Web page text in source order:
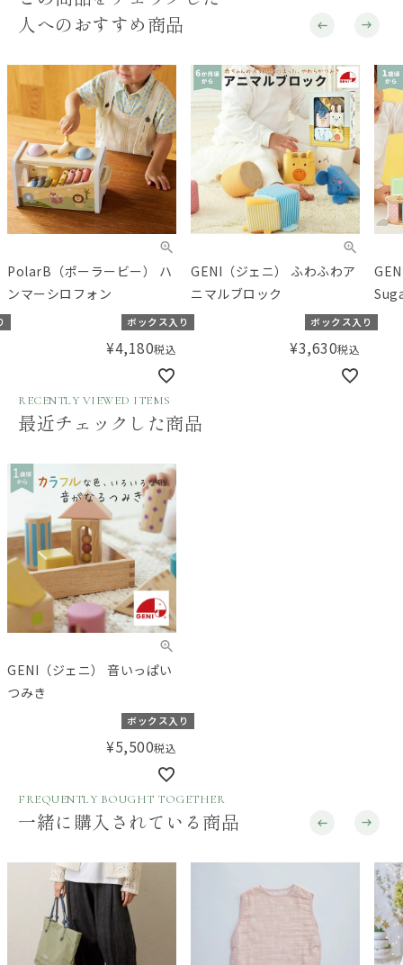
人へのおすすめ商品
PolarB（ポーラービー） ハ
ンマーシロフォン
ボックス入り
¥4,180税込
GENI（ジェニ） ふわふわア
ニマルブロック
ボックス入り
¥3,630税込
ス
RECENTLY VIEWED ITEMS
最近チェックした商品
GENI（ジェニ） 音いっぱい
つみき
ボックス入り
¥5,500税込
FREQUENTLY BOUGHT TOGETHER
一緒に購入されている商品